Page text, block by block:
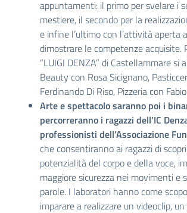
appuntamenti: il primo per svelare i
mestiere, il secondo per la
e infine l’ultimo con l’attività aperta
dimostrare le competenze acquisite.
“LUIGI DENZA” di Castellammare si
Beauty con Rosa Sicignano,
Ferdinando Di Riso, Pizzeria con
Arte e spettacolo saranno poi i
percorreranno i ragazzi dell’IC
professionisti dell’Associazione
che consentiranno ai ragazzi di
potenzialità del corpo e della voce,
maggiore sicurezza nei movimenti e
parole. I laboratori hanno come
imparare a realizzare un videoclip,